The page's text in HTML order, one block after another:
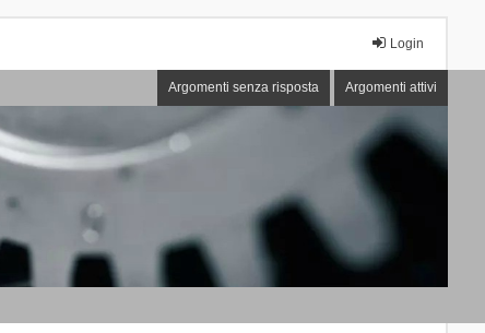
Login
Argomenti senza risposta Argomenti attivi